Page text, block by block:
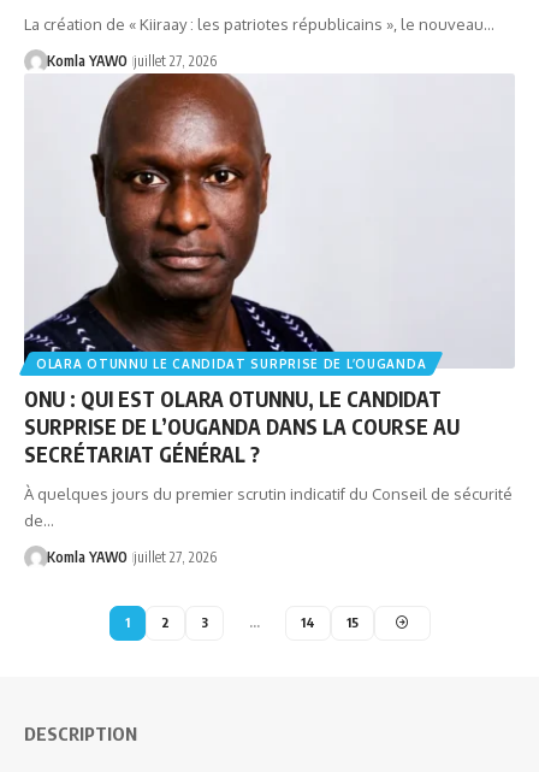
La création de « Kiiraay : les patriotes républicains », le nouveau…
Komla YAWO juillet 27, 2026
OLARA OTUNNU LE CANDIDAT SURPRISE DE L’OUGANDA
ONU : QUI EST OLARA OTUNNU, LE CANDIDAT
SURPRISE DE L’OUGANDA DANS LA COURSE AU
SECRÉTARIAT GÉNÉRAL ?
À quelques jours du premier scrutin indicatif du Conseil de sécurité
de…
Komla YAWO juillet 27, 2026
1 2 3 … 14 15
DESCRIPTION